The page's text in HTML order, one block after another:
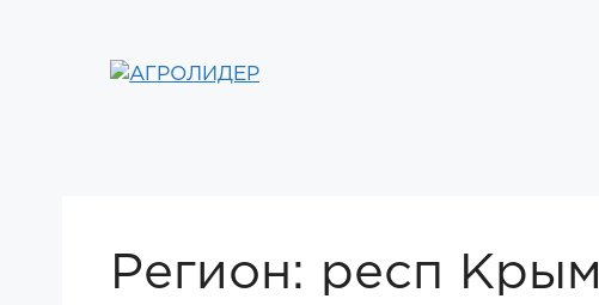
содержимому
Регион: респ Крым